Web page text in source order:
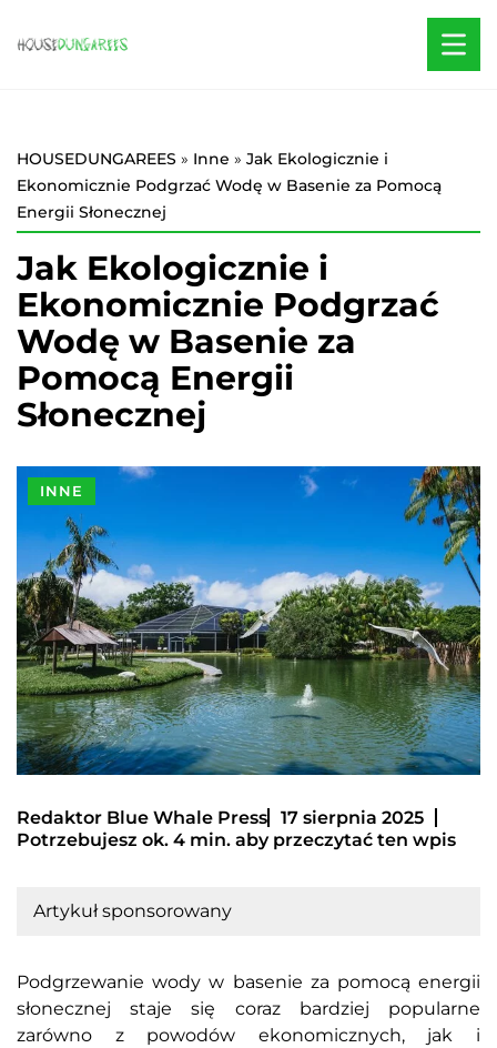
HOUSEDUNGAREES » Inne » Jak Ekologicznie i
Ekonomicznie Podgrzać Wodę w Basenie za Pomocą
Energii Słonecznej
Jak Ekologicznie i
Ekonomicznie Podgrzać
Wodę w Basenie za
Pomocą Energii
Słonecznej
INNE
Redaktor Blue Whale Press
17 sierpnia 2025
Potrzebujesz ok. 4 min. aby przeczytać ten wpis
Artykuł sponsorowany
Podgrzewanie wody w basenie za pomocą energii
słonecznej staje się coraz bardziej popularne
zarówno z powodów ekonomicznych, jak i